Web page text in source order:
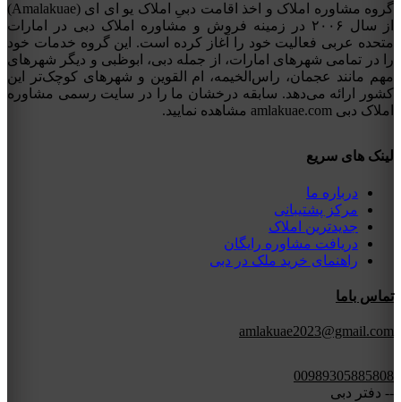
گروه مشاوره املاک و اخذ اقامت دبیِ املاک یو ای ای (Amalakuae)
از سال ۲۰۰۶ در زمینه فروش و مشاوره املاک دبی در امارات
متحده عربی فعالیت خود را آغاز کرده است. این گروه خدمات خود
را در تمامی شهرهای امارات، از جمله دبی، ابوظبی و دیگر شهرهای
مهم مانند عجمان، راس‌الخیمه، ام القوین و شهرهای کوچک‌تر این
کشور ارائه می‌دهد. سابقه درخشان ما را در سایت رسمی مشاوره
املاک دبی amlakuae.com مشاهده نمایید.
لینک های سریع
درباره ما
مرکز پشتیبانی
جدیدترین املاک
دریافت مشاوره رایگان
راهنمای خرید ملک در دبی
تماس باما
amlakuae2023@gmail.com
00989305885808
-- دفتر دبی